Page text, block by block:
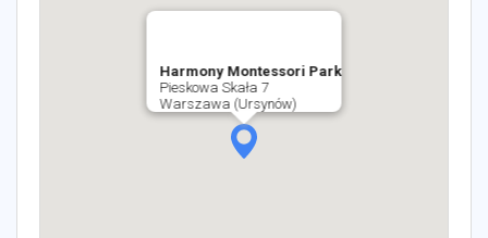
Harmony Montessori Park
Pieskowa Skała 7
Warszawa (Ursynów)